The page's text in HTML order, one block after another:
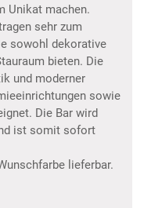
Unikat machen.
sehr zum
sowohl dekorative
bieten. Die
und moderner
sowie
Die Bar wird
ist somit sofort
lieferbar.